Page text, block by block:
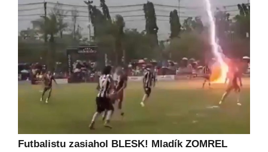
Futbalistu zasiahol BLESK! Mladík ZOMREL